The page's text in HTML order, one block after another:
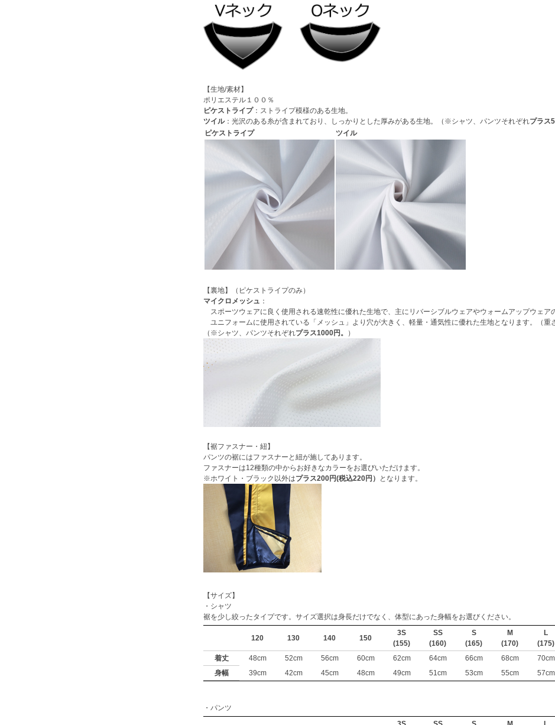
【生地/素材】
ポリエステル１００％
ピケストライプ：ストライプ模様のある生地。
ツイル：光沢のある糸が含まれており、しっかりとした厚みがある生地。（※シャツ、パンツそれぞれプラス
ピケストライプ
ツイル
【裏地】（ピケストライプのみ）
マイクロメッシュ ：
スポーツウェアに良く使用される速乾性に優れた生地で、主にリバーシブルウェアやウォームアップウェア
ユニフォームに使用されている「メッシュ」より穴が大きく、軽量・通気性に優れた生地となります。（重
（※シャツ、パンツそれぞれプラス1000円。 ）
【裾ファスナー・紐】
パンツの裾にはファスナーと紐が施してあります。
ファスナーは12種類の中からお好きなカラーをお選びいただけます。
※ホワイト・ブラック以外はプラス200円(税込220円） となります。
【サイズ】
・シャツ
裾を少し絞ったタイプです。サイズ選択は身長だけでなく、体型にあった身幅をお選びください。
120 130 140 150
3S
(155)
SS
(160)
S
(165)
M
(170)
L
(175)
着丈
48cm 52cm 56cm 60cm 62cm 64cm 66cm 68cm 70cm
身幅
39cm 42cm 45cm 48cm 49cm 51cm 53cm 55cm 57cm
・パンツ